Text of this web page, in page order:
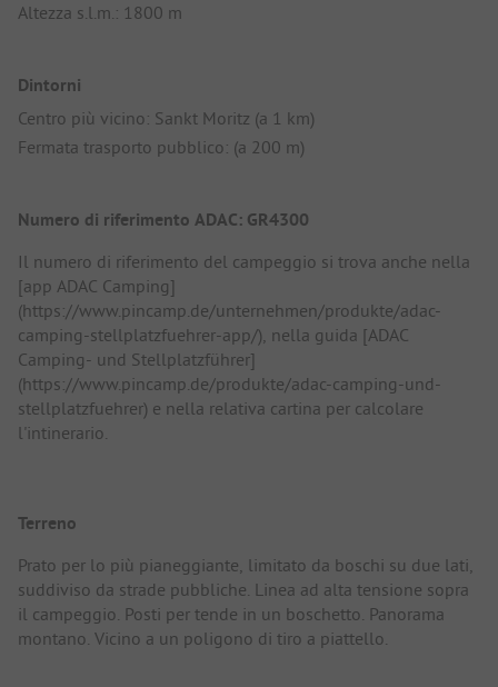
Altezza s.l.m.: 1800 m
Dintorni
Centro più vicino: Sankt Moritz (a 1 km)
Fermata trasporto pubblico: (a 200 m)
Numero di riferimento ADAC: GR4300
Il numero di riferimento del campeggio si trova anche nella
[app ADAC Camping]
(https://www.pincamp.de/unternehmen/produkte/adac-
camping-stellplatzfuehrer-app/), nella guida [ADAC
Camping- und Stellplatzführer]
(https://www.pincamp.de/produkte/adac-camping-und-
stellplatzfuehrer) e nella relativa cartina per calcolare
l'intinerario.
Terreno
Prato per lo più pianeggiante, limitato da boschi su due lati,
suddiviso da strade pubbliche. Linea ad alta tensione sopra
il campeggio. Posti per tende in un boschetto. Panorama
montano. Vicino a un poligono di tiro a piattello.